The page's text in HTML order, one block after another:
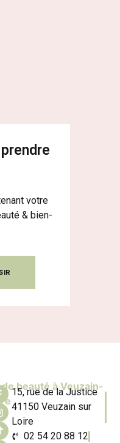
votre
& bien-
15, rue de la Justice
41150 Veuzain sur
Loire
02 54 20 88 12